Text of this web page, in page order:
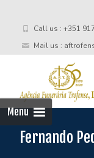
Call us : +351
Mail us :
Menu
Fernando